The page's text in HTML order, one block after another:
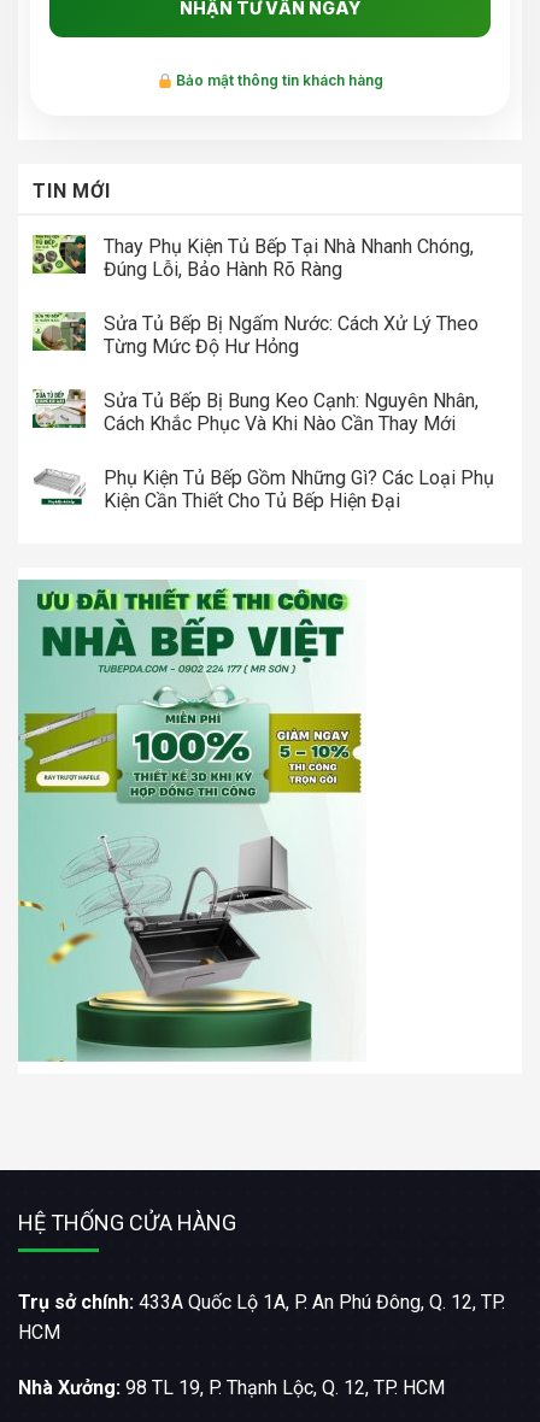
Bảo mật thông tin khách hàng
TIN MỚI
Thay Phụ Kiện Tủ Bếp Tại Nhà Nhanh Chóng,
Đúng Lỗi, Bảo Hành Rõ Ràng
Sửa Tủ Bếp Bị Ngấm Nước: Cách Xử Lý Theo
Từng Mức Độ Hư Hỏng
Sửa Tủ Bếp Bị Bung Keo Cạnh: Nguyên Nhân,
Cách Khắc Phục Và Khi Nào Cần Thay Mới
Phụ Kiện Tủ Bếp Gồm Những Gì? Các Loại Phụ
Kiện Cần Thiết Cho Tủ Bếp Hiện Đại
HỆ THỐNG CỬA HÀNG
Trụ sở chính: 433A Quốc Lộ 1A, P. An Phú Đông, Q. 12, TP.
HCM
Nhà Xưởng: 98 TL 19, P. Thạnh Lộc, Q. 12, TP. HCM